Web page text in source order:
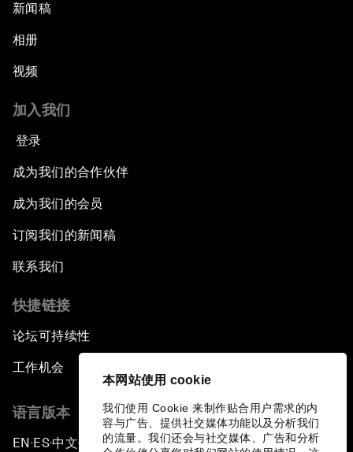
本网站使用 cookie
我们使用 Cookie 来制作贴合用户需求的内
容与广告、提供社交媒体功能以及分析我们
的流量。我们还会与社交媒体、广告和分析
新闻稿
相册
视频
加入我们
登录
成为我们的合作伙伴
成为我们的会员
订阅我们的新闻稿
联系我们
快捷链接
论坛可持续性
工作机会
语言版本
EN ▪ ES▪中文▪ 日本語